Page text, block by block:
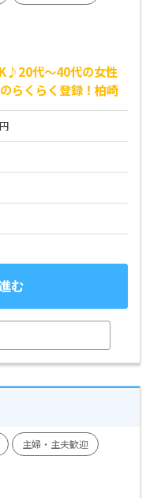
代～40代の女性
らくらく登録！柏崎
む
主婦・主夫歓迎